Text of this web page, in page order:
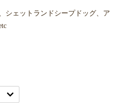
シェットランドシープドッグ、ア